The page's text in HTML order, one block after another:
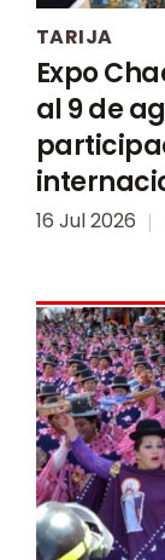
TARIJA
Expo
al 9 de
16 Jul 2026